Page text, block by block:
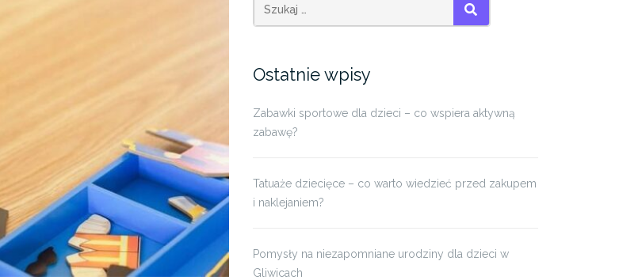
SZUKAJ
Ostatnie wpisy
Zabawki sportowe dla dzieci – co wspiera aktywną
zabawę?
Tatuaże dziecięce – co warto wiedzieć przed zakupem
i naklejaniem?
Pomysły na niezapomniane urodziny dla dzieci w
Gliwicach